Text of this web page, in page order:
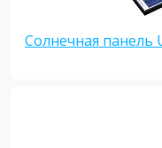
Солнечная панель